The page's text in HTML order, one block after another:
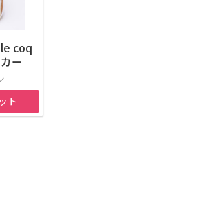
coq
ー
ト